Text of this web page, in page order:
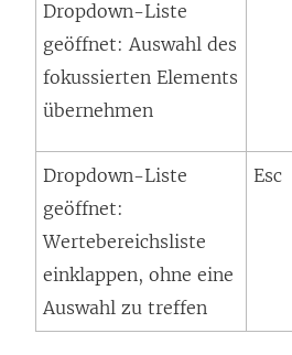
Dropdown-Liste
geöffnet: Auswahl des
fokussierten Elements
übernehmen
Dropdown-Liste
geöffnet:
Wertebereichsliste
einklappen, ohne eine
Auswahl zu treffen
Esc